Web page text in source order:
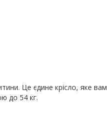
Це єдине крісло, яке вам
до 54 кг.